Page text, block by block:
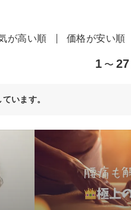
が高い順 価格が安い順
1 〜 27
います。